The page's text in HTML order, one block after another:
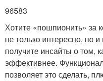
96583
Хотите «пошпионить» за
не только интересно, но
получите инсайты о том,
эффективнее.
позволяет это сделать,